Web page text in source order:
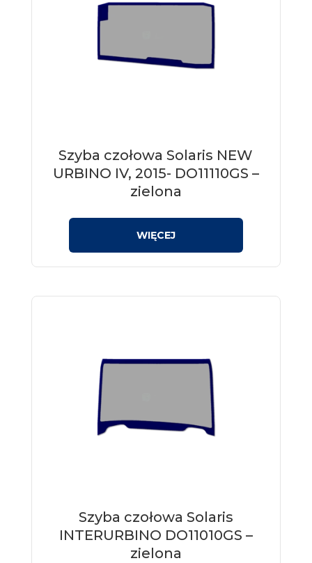
Szyba czołowa Solaris NEW
URBINO IV, 2015- DO11110GS –
zielona
Szyba czołowa Solaris
INTERURBINO DO11010GS –
zielona